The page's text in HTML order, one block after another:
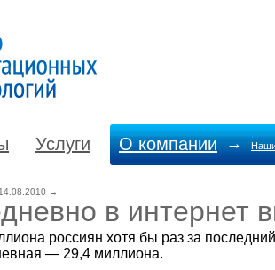
Услуги О компании →
14.08.2010 →
в интернет
россиян хотя бы раз за
— 29,4 миллиона.